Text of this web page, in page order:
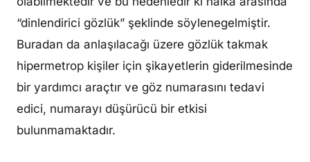
“dinlendirici gözlük” şeklinde söylenegelmiştir.
Buradan da anlaşılacağı üzere gözlük takmak
hipermetrop kişiler için şikayetlerin giderilmesinde
bir yardımcı araçtır ve göz numarasını tedavi
edici, numarayı düşürücü bir etkisi
bulunmamaktadır.